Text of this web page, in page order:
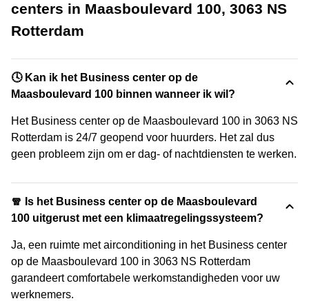
centers in Maasboulevard 100, 3063 NS
Rotterdam
🕓 Kan ik het Business center op de
Maasboulevard 100 binnen wanneer ik wil?
Het Business center op de Maasboulevard 100 in 3063 NS
Rotterdam is 24/7 geopend voor huurders. Het zal dus
geen probleem zijn om er dag- of nachtdiensten te werken.
🧣 Is het Business center op de Maasboulevard
100 uitgerust met een klimaatregelingssysteem?
Ja, een ruimte met airconditioning in het Business center
op de Maasboulevard 100 in 3063 NS Rotterdam
garandeert comfortabele werkomstandigheden voor uw
werknemers.